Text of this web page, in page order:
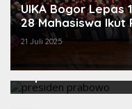
UIKA Bogor Lepas
28 Mahasiswa
21 Juli 2025
Prabowo Sindir Elite